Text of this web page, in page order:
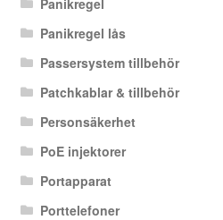
Panikregel lås
Passersystem tillbehör
Patchkablar & tillbehör
Personsäkerhet
PoE injektorer
Portapparat
Porttelefoner